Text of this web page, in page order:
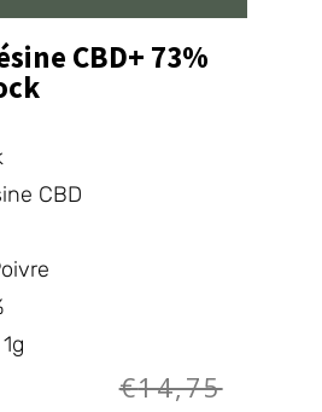
CBD+ 73%
CBD
€14,75